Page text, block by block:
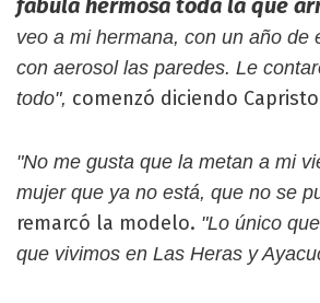
veo a mi hermana, con un año de
con aerosol las paredes. Le
todo", comenzó diciendo
"No me gusta que la metan a mi
mujer que ya no está, que no se
remarcó la modelo. "Lo único
que vivimos en Las Heras y